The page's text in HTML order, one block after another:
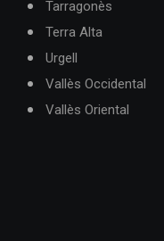
Tarragonès
Terra Alta
Urgell
Vallès Occidental
Vallès Oriental